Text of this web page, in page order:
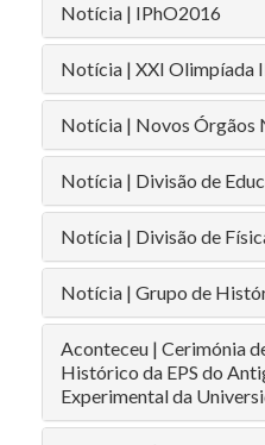
Notícia | IPhO2016
Notícia | XXI Olimpíada
Notícia | Novos Órgãos
Notícia | Divisão de
Notícia | Divisão de
Notícia | Grupo de
Aconteceu | Cerimónia
Histórico da EPS do
Experimental da